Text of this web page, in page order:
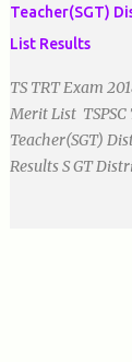
Teacher(SGT)
List Results
TS TRT Exam
Merit List TSPSC
Teacher(SGT)
Results S GT